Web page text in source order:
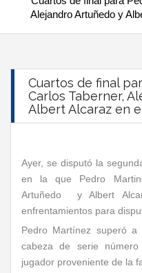
Alejandro Artuñedo y
Cuartos de final
Carlos Taberner,
Albert Alcaraz en
Ayer, se disputó la
en la que Pedro
Artuñedo y Albert
enfrentamientos para
Pedro Martínez superó
cabeza de serie
jugador proveniente de la